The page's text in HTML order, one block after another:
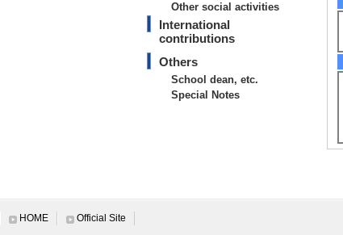
Other social activities
International
contributions
Others
School dean, etc.
Special Notes
HOME Official Site